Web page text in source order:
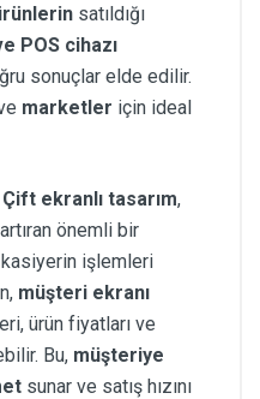
satıldığı
POS cihazı
sonuçlar elde edilir.
marketler için ideal
Çift ekranlı tasarım,
artıran önemli bir
işlemleri
müşteri ekranı
ürün fiyatları ve
Bu, müşteriye
sunar ve satış hızını